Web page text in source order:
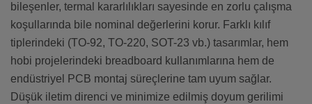
bileşenler, termal kararlılıkları sayesinde en zorlu çalışma
koşullarında bile nominal değerlerini korur. Farklı kılıf
tiplerindeki (TO-92, TO-220, SOT-23 vb.) tasarımlar, hem
hobi projelerindeki breadboard kullanımlarına hem de
endüstriyel PCB montaj süreçlerine tam uyum sağlar.
Düşük iletim direnci ve minimize edilmiş doyum gerilimi